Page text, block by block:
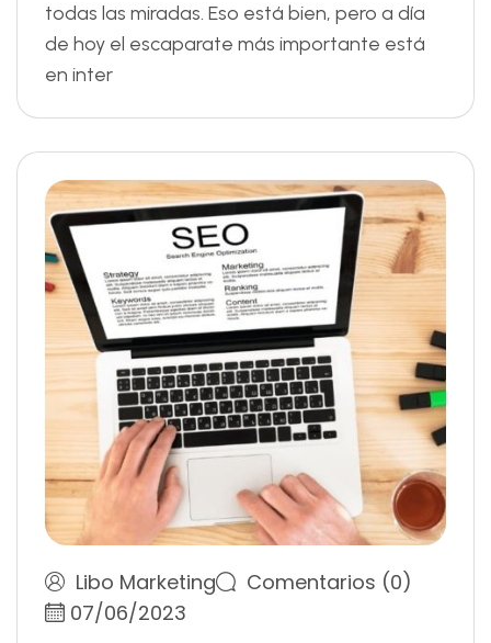
todas las miradas. Eso está bien, pero a día
de hoy el escaparate más importante está
en inter
Libo Marketing
Comentarios (0)
07/06/2023